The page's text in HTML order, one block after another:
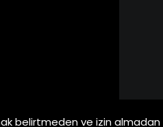
belirtmeden ve izin almadan